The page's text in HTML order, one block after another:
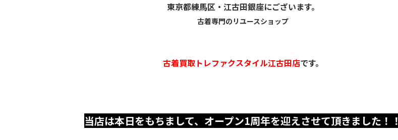
東京都練馬区・江古田銀座にございます。
古着専門のリユースショップ
古着買取トレファクスタイル江古田店です。
当店は本日をもちまして、オープン1周年を迎えさせて頂きました！！